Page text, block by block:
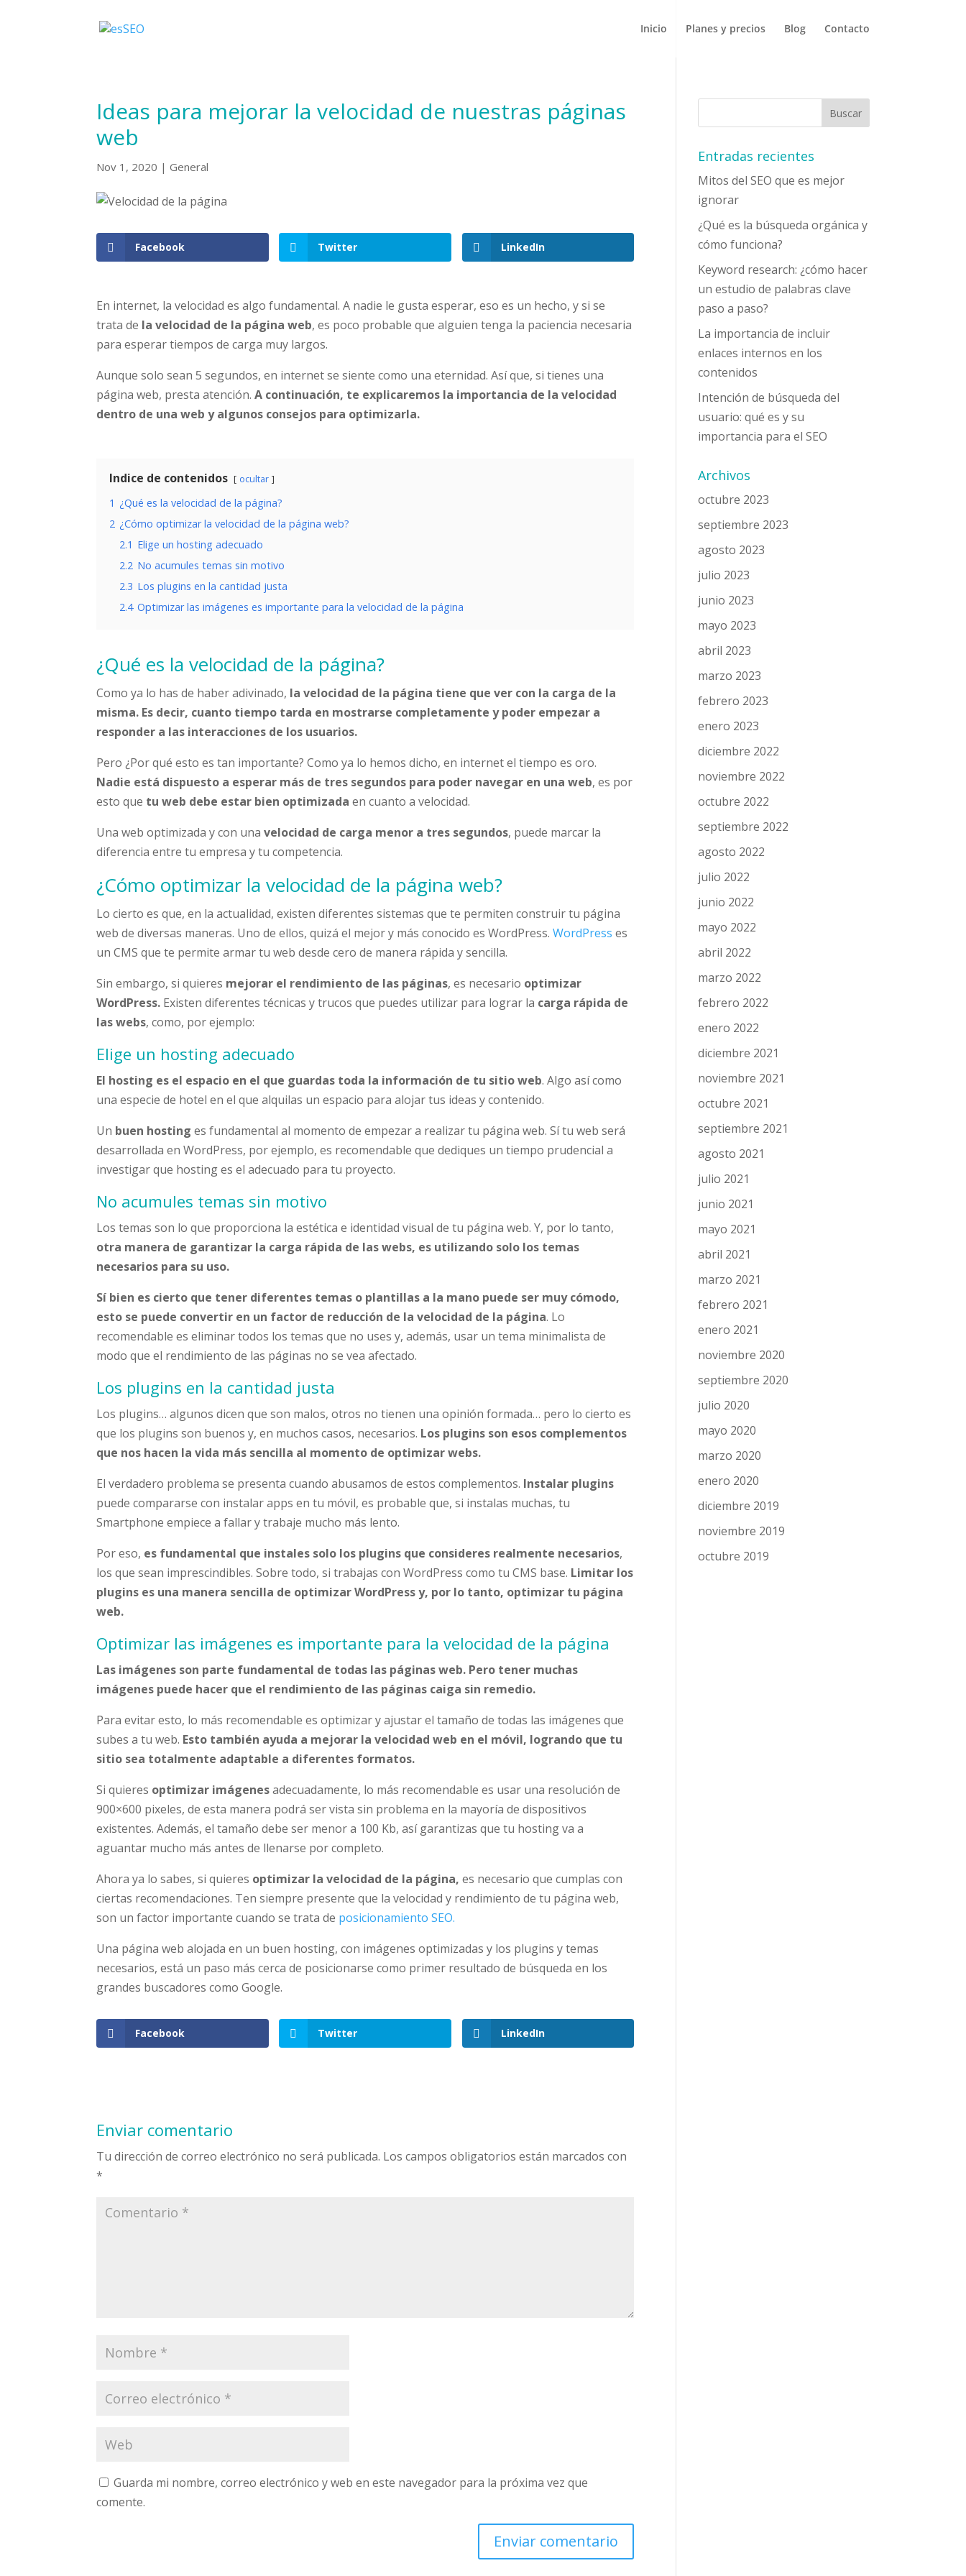
Inicio Planes y precios Blog Contacto
Ideas para mejorar la velocidad de nuestras páginas
web
Nov 1, 2020 |General
Facebook Twitter LinkedIn
En internet, la velocidad es algo fundamental. A nadie le gusta esperar, eso es un hecho, y si se
trata de la velocidad de la página web, es poco probable que alguien tenga la paciencia necesaria
para esperar tiempos de carga muy largos.
Aunque solo sean 5 segundos, en internet se siente como una eternidad. Así que, si tienes una
página web, presta atención. A continuación, te explicaremos la importancia de la velocidad
dentro de una web y algunos consejos para optimizarla.
Indice de contenidos ocultar
1 ¿Qué es la velocidad de la página?
2 ¿Cómo optimizar la velocidad de la página web?
2.1 Elige un hosting adecuado
2.2 No acumules temas sin motivo
2.3 Los plugins en la cantidad justa
2.4 Optimizar las imágenes es importante para la velocidad de la página
¿Qué es la velocidad de la página?
Como ya lo has de haber adivinado, la velocidad de la página tiene que ver con la carga de la
misma. Es decir, cuanto tiempo tarda en mostrarse completamente y poder empezar a
responder a las interacciones de los usuarios.
Pero ¿Por qué esto es tan importante? Como ya lo hemos dicho, en internet el tiempo es oro.
Nadie está dispuesto a esperar más de tres segundos para poder navegar en una web, es por
esto que tu web debe estar bien optimizada en cuanto a velocidad.
Una web optimizada y con unavelocidad de carga menor a tres segundos, puede marcar la
diferencia entre tu empresa y tu competencia.
¿Cómo optimizar la velocidad de la página web?
Lo cierto es que, en la actualidad, existen diferentes sistemas que te permiten construir tu página
web de diversas maneras. Uno de ellos, quizá el mejor y más conocido es WordPress.WordPresses
un CMS que te permite armar tu web desde cero de manera rápida y sencilla.
Sin embargo, si quieres mejorar el rendimiento de las páginas, es necesario optimizar
WordPress. Existen diferentes técnicas y trucos que puedes utilizar para lograr la carga rápida de
las webs, como, por ejemplo:
Elige un hosting adecuado
El hosting es el espacio en el que guardas toda la información de tu sitio web. Algo así como
una especie de hotel en el que alquilas un espacio para alojar tus ideas y contenido.
Un buen hosting es fundamental al momento de empezar a realizar tu página web. Sí tu web será
desarrollada en WordPress, por ejemplo, es recomendable que dediques un tiempo prudencial a
investigar que hosting es el adecuado para tu proyecto.
No acumules temas sin motivo
Los temas son lo que proporciona la estética e identidad visual de tu página web. Y, por lo tanto,
otra manera de garantizar la carga rápida de las webs, es utilizando solo los temas
necesarios para su uso.
Sí bien es cierto que tener diferentes temas o plantillas a la mano puede ser muy cómodo,
esto se puede convertir en un factor de reducción de la velocidad de la página. Lo
recomendable es eliminar todos los temas que no uses y, además, usar un tema minimalista de
modo que el rendimiento de las páginas no se vea afectado.
Los plugins en la cantidad justa
Los plugins… algunos dicen que son malos, otros no tienen una opinión formada… pero lo cierto es
que los plugins son buenos y, en muchos casos, necesarios. Los plugins son esos complementos
que nos hacen la vida más sencilla al momento de optimizar webs.
El verdadero problema se presenta cuando abusamos de estos complementos. Instalar plugins
puede compararse con instalar apps en tu móvil, es probable que, si instalas muchas, tu
Smartphone empiece a fallar y trabaje mucho más lento.
Por eso, es fundamental que instales solo los plugins que consideres realmente necesarios,
los que sean imprescindibles. Sobre todo, si trabajas con WordPress como tu CMS base. Limitar los
plugins es una manera sencilla de optimizar WordPress y, por lo tanto, optimizar tu página
web.
Optimizar las imágenes es importante para la velocidad de la página
Las imágenes son parte fundamental de todas las páginas web. Pero tener muchas
imágenes puede hacer que el rendimiento de las páginas caiga sin remedio.
Para evitar esto, lo más recomendable es optimizar y ajustar el tamaño de todas las imágenes que
subes a tu web. Esto también ayuda a mejorar la velocidad web en el móvil, logrando que tu
sitio sea totalmente adaptable a diferentes formatos.
Si quieres optimizar imágenesadecuadamente, lo más recomendable es usar una resolución de
900×600 pixeles, de esta manera podrá ser vista sin problema en la mayoría de dispositivos
existentes. Además, el tamaño debe ser menor a 100 Kb, así garantizas que tu hosting va a
aguantar mucho más antes de llenarse por completo.
Ahora ya lo sabes, si quieres optimizar la velocidad de la página, es necesario que cumplas con
ciertas recomendaciones. Ten siempre presente que la velocidad y rendimiento de tu página web,
son un factor importante cuando se trata de posicionamiento SEO.
Una página web alojada en un buen hosting, con imágenes optimizadas y los plugins y temas
necesarios, está un paso más cerca de posicionarse como primer resultado de búsqueda en los
grandes buscadores como Google.
Facebook Twitter LinkedIn
Enviar comentario
Tu dirección de correo electrónico no será publicada. Los campos obligatorios están marcados con
*
Guarda mi nombre, correo electrónico y web en este navegador para la próxima vez que
comente.
Entradas recientes
Mitos del SEO que es mejor
ignorar
¿Qué es la búsqueda orgánica y
cómo funciona?
Keyword research: ¿cómo hacer
un estudio de palabras clave
paso a paso?
La importancia de incluir
enlaces internos en los
contenidos
Intención de búsqueda del
usuario: qué es y su
importancia para el SEO
Archivos
octubre 2023
septiembre 2023
agosto 2023
julio 2023
junio 2023
mayo 2023
abril 2023
marzo 2023
febrero 2023
enero 2023
diciembre 2022
noviembre 2022
octubre 2022
septiembre 2022
agosto 2022
julio 2022
junio 2022
mayo 2022
abril 2022
marzo 2022
febrero 2022
enero 2022
diciembre 2021
noviembre 2021
octubre 2021
septiembre 2021
agosto 2021
julio 2021
junio 2021
mayo 2021
abril 2021
marzo 2021
febrero 2021
enero 2021
noviembre 2020
septiembre 2020
julio 2020
mayo 2020
marzo 2020
enero 2020
diciembre 2019
noviembre 2019
octubre 2019